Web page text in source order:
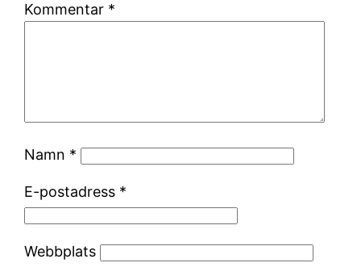
Kommentar *
Namn *
E-postadress *
Webbplats